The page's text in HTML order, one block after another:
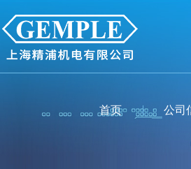
首页 公司